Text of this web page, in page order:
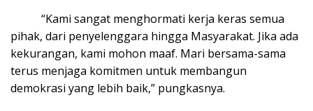
“Kami sangat menghormati kerja keras semua
pihak, dari penyelenggara hingga Masyarakat. Jika ada
kekurangan, kami mohon maaf. Mari bersama-sama
terus menjaga komitmen untuk membangun
demokrasi yang lebih baik,” pungkasnya.